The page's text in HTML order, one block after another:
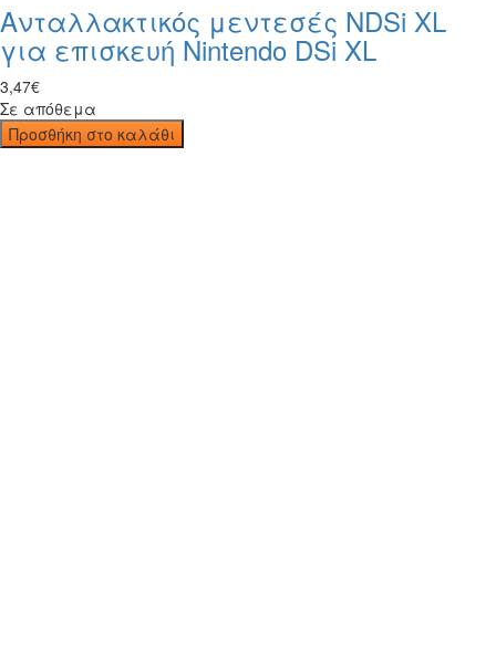
Ανταλλακτικός μεντεσές NDSi XL
για επισκευή Nintendo DSi XL
3,47€
Σε απόθεμα
Προσθήκη στο καλάθι